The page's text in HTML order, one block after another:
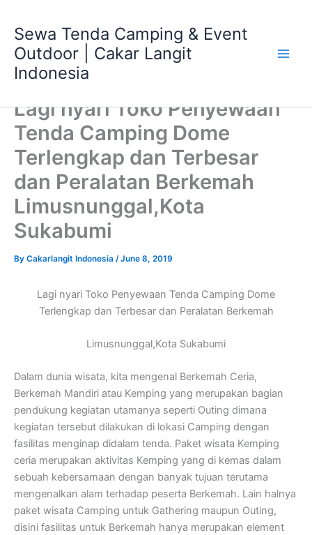
content
Sewa Tenda Camping & Event
Outdoor | Cakar Langit
Indonesia
Lagi nyari Toko Penyewaan
Tenda Camping Dome
Terlengkap dan Terbesar
dan Peralatan Berkemah
Limusnunggal,Kota
Sukabumi
By Cakarlangit Indonesia /June 8, 2019
Lagi nyari Toko Penyewaan Tenda Camping Dome
Terlengkap dan Terbesar dan Peralatan Berkemah
Limusnunggal,Kota Sukabumi
Dalam dunia wisata, kita mengenal Berkemah Ceria,
Berkemah Mandiri atau Kemping yang merupakan bagian
pendukung kegiatan utamanya seperti Outing dimana
kegiatan tersebut dilakukan di lokasi Camping dengan
fasilitas menginap didalam tenda. Paket wisata Kemping
ceria merupakan aktivitas Kemping yang di kemas dalam
sebuah kebersamaan dengan banyak tujuan terutama
mengenalkan alam terhadap peserta Berkemah. Lain halnya
paket wisata Camping untuk Gathering maupun Outing,
disini fasilitas untuk Berkemah hanya merupakan element